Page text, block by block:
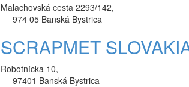
Malachovská cesta 2293/142,
974 05 Banská Bystrica
SCRAPMET
Robotnícka 10,
97401 Banská Bystrica